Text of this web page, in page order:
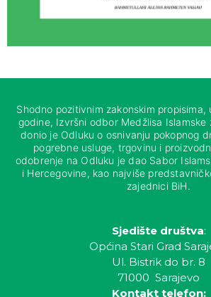
Shodno pozitivnim zakonskim
godine, Izvršni odbor Medžlisa Islamske
donio je Odluku o osnivanju pokopnog
pogrebne usluge, trgovinu i
odobrenje na Odluku je dao Sabor
i Hercegovine, kao najviše
zajednici BiH.
Sjedište društva:
Općina Stari Grad
Ul. Bistrik do br. 8
71000 Sarajevo
Kontakt telefon: